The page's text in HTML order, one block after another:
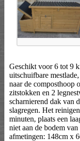
Geschikt voor 6 tot 9
uitschuifbare
naar de composthoop
zitstokken en 2
scharnierend dak van
slagregen. Het
minuten, plaats een
niet aan de bodem
afmetingen: 148cm x